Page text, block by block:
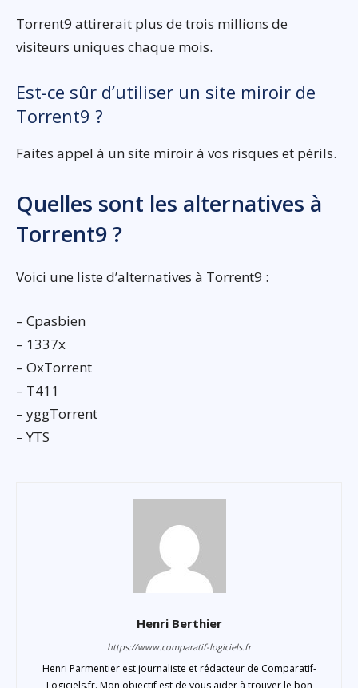
Torrent9 attirerait plus de trois millions de
visiteurs uniques chaque mois.
Est-ce sûr d’utiliser un site miroir de
Torrent9 ?
Faites appel à un site miroir à vos risques et périls.
Quelles sont les alternatives à
Torrent9 ?
Voici une liste d’alternatives à Torrent9 :
– Cpasbien
– 1337x
– OxTorrent
– T411
– yggTorrent
– YTS
Henri Berthier
https://www.comparatif-logiciels.fr
Henri Parmentier est journaliste et rédacteur de Comparatif-